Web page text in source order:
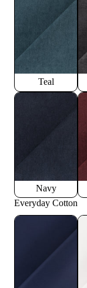
Teal
Navy
Everyday Cotton